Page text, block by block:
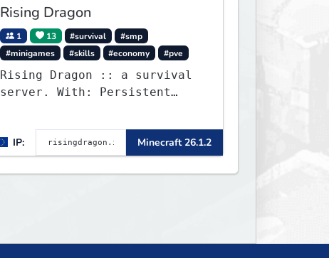
Rising Dragon
1 13 #survival
#smp
#minigames
#skills #economy #pve
Rising Dragon :: a survival
server. With: Persistent
IP:
Minecraft 26.1.2